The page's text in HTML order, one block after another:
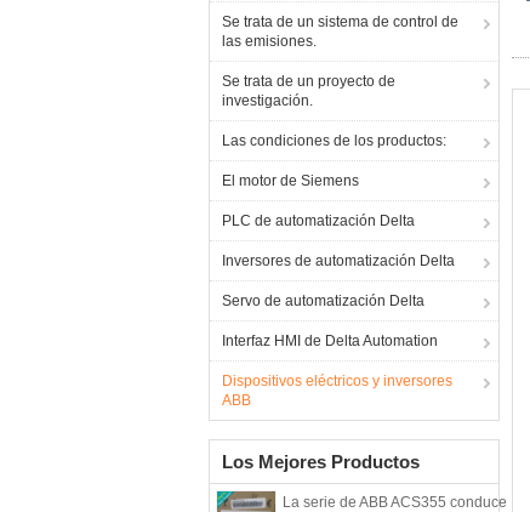
Se trata de un sistema de control de
las emisiones.
Se trata de un proyecto de
investigación.
Las condiciones de los productos:
El motor de Siemens
PLC de automatización Delta
Inversores de automatización Delta
Servo de automatización Delta
Interfaz HMI de Delta Automation
Dispositivos eléctricos y inversores
ABB
Los Mejores Productos
La serie de ABB ACS355 conduce